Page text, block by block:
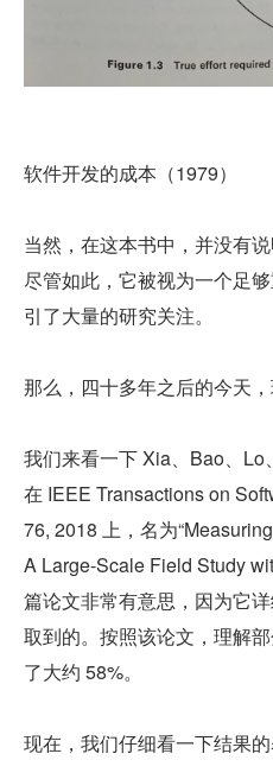
软件开发的成本（1979）
当然，在这本书中，并没有
尽管如此，它被视为一个足
引了大量的研究关注。
那么，四十多年之后的今天
我们来看一下 Xia、Bao、
在 IEEE Transactions on
76, 2018 上，名为
A Large-Scale Field Study
篇论文非常有意思，因为它
取到的。按照该论文，理解
了大约 58%。
现在，我们仔细看一下结果的